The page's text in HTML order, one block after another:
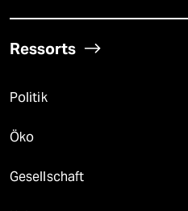
Ressorts
Politik
Öko
Gesellschaft